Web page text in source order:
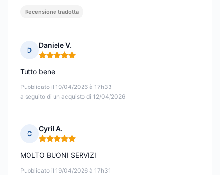
Recensione tradotta
D
Daniele V.
Nota: 5 su 5
Pubblicato il 19/04/2026 à 17h33
a seguito di un acquisto di 12/04/2026
Tutto bene
C
Cyril A.
Nota: 5 su 5
Pubblicato il 19/04/2026 à 17h31
MOLTO BUONI SERVIZI